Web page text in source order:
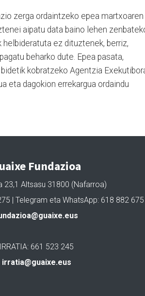
zerga ordaintzeko epea martxoaren
aipatu data baino lehen
helbideratuta ez dituztenek, berriz,
beharko dute. Epea pasata,
kobratzeko Agentzia
eta dagokion errekargua ordaindu
Fundazioa
23,1 Altsasu 31800 (Nafarroa)
| Telegram eta WhatsApp: 618 882 675
IRRATIA: 661 523 245
irratia@guaixe.eus